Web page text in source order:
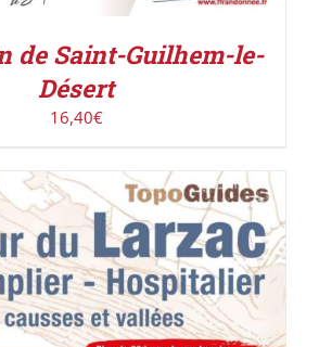
de Saint-Guilhem-le-
Désert
16,40€